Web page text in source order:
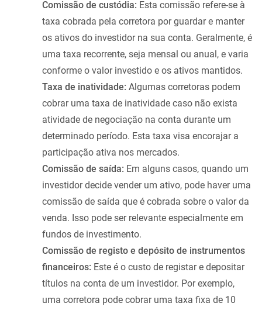
Comissão de custódia: Esta comissão refere-se à
taxa cobrada pela corretora por guardar e manter
os ativos do investidor na sua conta. Geralmente, é
uma taxa recorrente, seja mensal ou anual, e varia
conforme o valor investido e os ativos mantidos.
Taxa de inatividade: Algumas corretoras podem
cobrar uma taxa de inatividade caso não exista
atividade de negociação na conta durante um
determinado período. Esta taxa visa encorajar a
participação ativa nos mercados.
Comissão de saída: Em alguns casos, quando um
investidor decide vender um ativo, pode haver uma
comissão de saída que é cobrada sobre o valor da
venda. Isso pode ser relevante especialmente em
fundos de investimento.
Comissão de registo e depósito de instrumentos
financeiros: Este é o custo de registar e depositar
títulos na conta de um investidor. Por exemplo,
uma corretora pode cobrar uma taxa fixa de 10